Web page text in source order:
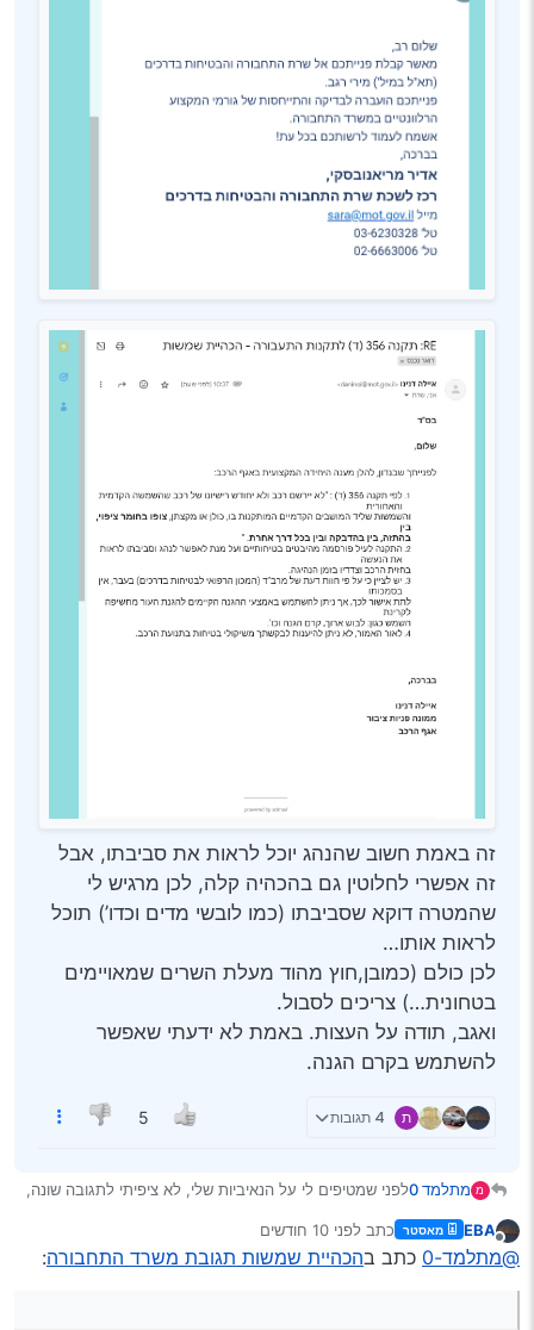
זה באמת חשוב שהנהג יוכל לראות את סביבתו, אבל
זה אפשרי לחלוטין גם בהכהיה קלה, לכן מרגיש לי
שהמטרה דוקא שסביבתו (כמו לובשי מדים וכדו’) תוכל
לראות אותו…
לכן כולם (כמובן,חוץ מהוד מעלת השרים שמאויימים
בטחונית…) צריכים לסבול.
ואגב, תודה על העצות. באמת לא ידעתי שאפשר
להשתמש בקרם הגנה.
ת 4 תגובות 5
מ מתלמד 0 לפני שמטיפים לי על הנאיביות שלי, לא ציפיתי לתגובה שונה,
פשוט רציתי לבדוק עד כמה הם חושבים שהאזרח הקטן
מ*****, כמובן במידה ויגיבו.
מנותק
EBA מאסטר כתב לפני 10 חודשים
נערך לאחרונה על ידי
@מתלמד-0 כתב בהכהיית שמשות תגובת משרד התחבורה: